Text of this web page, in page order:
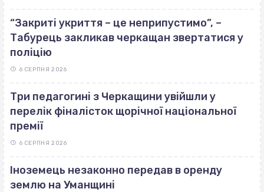
“Закриті укриття – це неприпустимо”, –
Табурець закликав черкащан звертатися у
поліцію
6 СЕРПНЯ 2026
Три педагогині з Черкащини увійшли у
перелік фіналісток щорічної національної
премії
6 СЕРПНЯ 2026
Іноземець незаконно передав в оренду
землю на Уманщині